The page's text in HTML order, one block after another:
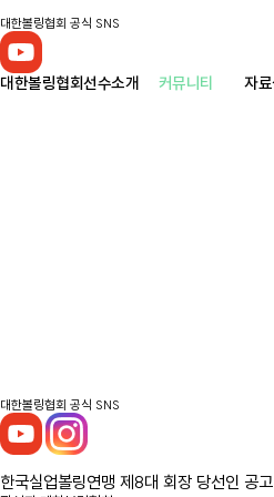
대한볼링협회 공식 SNS
대한볼링협회선수소개 커뮤니티 자료
대한볼링협회 공식 SNS
한국실업볼링연맹 제8대 회장 당선인 공고